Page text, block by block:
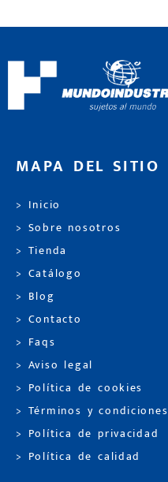
MAPA DEL SITIO
> Inicio
> Sobre nosotros
> Tienda
> Catálogo
> Blog
> Contacto
> Faqs
> Aviso legal
> Política de cookies
> Términos y condiciones
> Política de privacidad
> Política de calidad